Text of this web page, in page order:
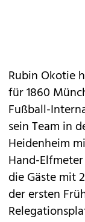
Rubin Okotie
für 1860
Fußball-
sein Team in
Heidenheim
Hand-
die Gäste mit
der ersten